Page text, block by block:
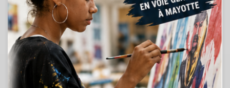
L’ouverture de l’enseignement des arts plastiques au lycée de Chirongui
sur l’académie de Mayotte, en seconde, première et terminale dès la
rentrée scolaire 2026, constitue un parcours unique sur le territoire,
identifié comme enseignement fléché rare sur la carte scolaire
académique. Dans le cadre de l’accompagnement à l’orientation des
élèves […]